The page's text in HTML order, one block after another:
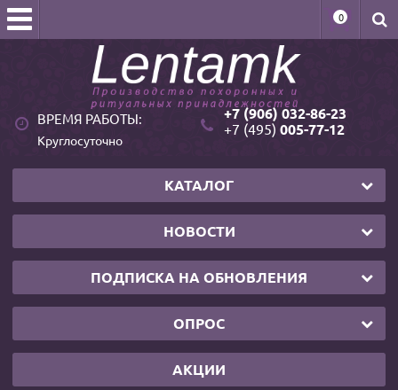
0
ВРЕМЯ РАБОТЫ:
Круглосуточно
+7 (906) 032-86-23
+7 (495) 005-77-12
КАТАЛОГ
НОВОСТИ
ПОДПИСКА НА ОБНОВЛЕНИЯ
ОПРОС
АКЦИИ